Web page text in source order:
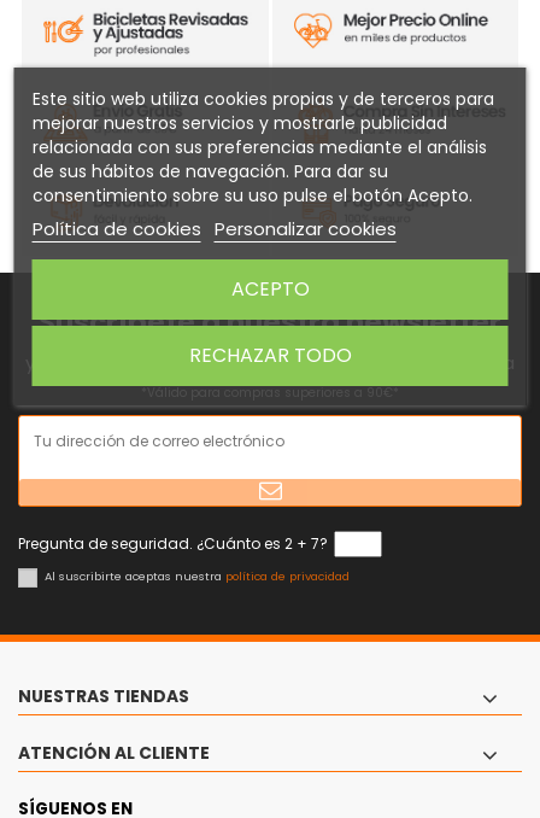
Suscríbete a nuestra newsletter
y consigue un descuento de 5€ en tu primera compra
Pregunta de seguridad. ¿Cuánto es 2 + 7?
Al suscribirte aceptas nuestra política de privacidad
NUESTRAS TIENDAS
ATENCIÓN AL CLIENTE
SÍGUENOS EN
Este sitio web utiliza cookies propias y de terceros para
mejorar nuestros servicios y mostrarle publicidad
relacionada con sus preferencias mediante el análisis
de sus hábitos de navegación. Para dar su
consentimiento sobre su uso pulse el botón Acepto.
Política de cookies Personalizar cookies
RECHAZAR TODO
ACEPTO